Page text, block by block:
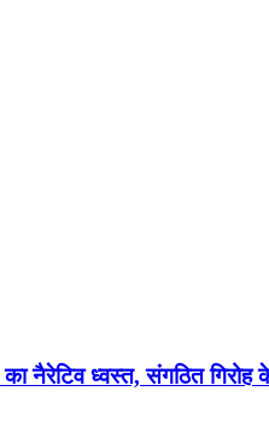
का नैरेटिव ध्वस्त, संगठित